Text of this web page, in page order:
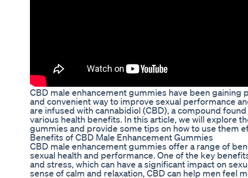
CBD male enhancement gummies have been gaining
and convenient way to improve sexual performance
are infused with cannabidiol (CBD), a compound
various health benefits. In this article, we will explore
gummies and provide some tips on how to use them
Benefits of CBD Male Enhancement Gummies
CBD male enhancement gummies offer a range of
sexual health and performance. One of the key
and stress, which can have a significant impact on
sense of calm and relaxation, CBD can help men feel